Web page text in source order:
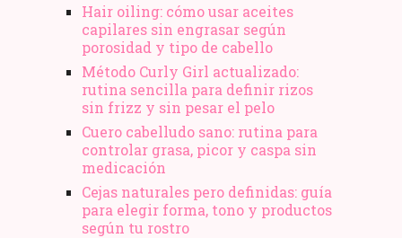
Hair oiling: cómo usar aceites
capilares sin engrasar según
porosidad y tipo de cabello
Método Curly Girl actualizado:
rutina sencilla para definir rizos
sin frizz y sin pesar el pelo
Cuero cabelludo sano: rutina para
controlar grasa, picor y caspa sin
medicación
Cejas naturales pero definidas: guía
para elegir forma, tono y productos
según tu rostro